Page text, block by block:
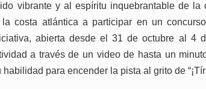
vibrante y al espíritu inquebrantable de la
costa atlántica a participar en un
abierta desde el 31 de octubre al 4
a través de un video de hasta un
para encender la pista al grito de